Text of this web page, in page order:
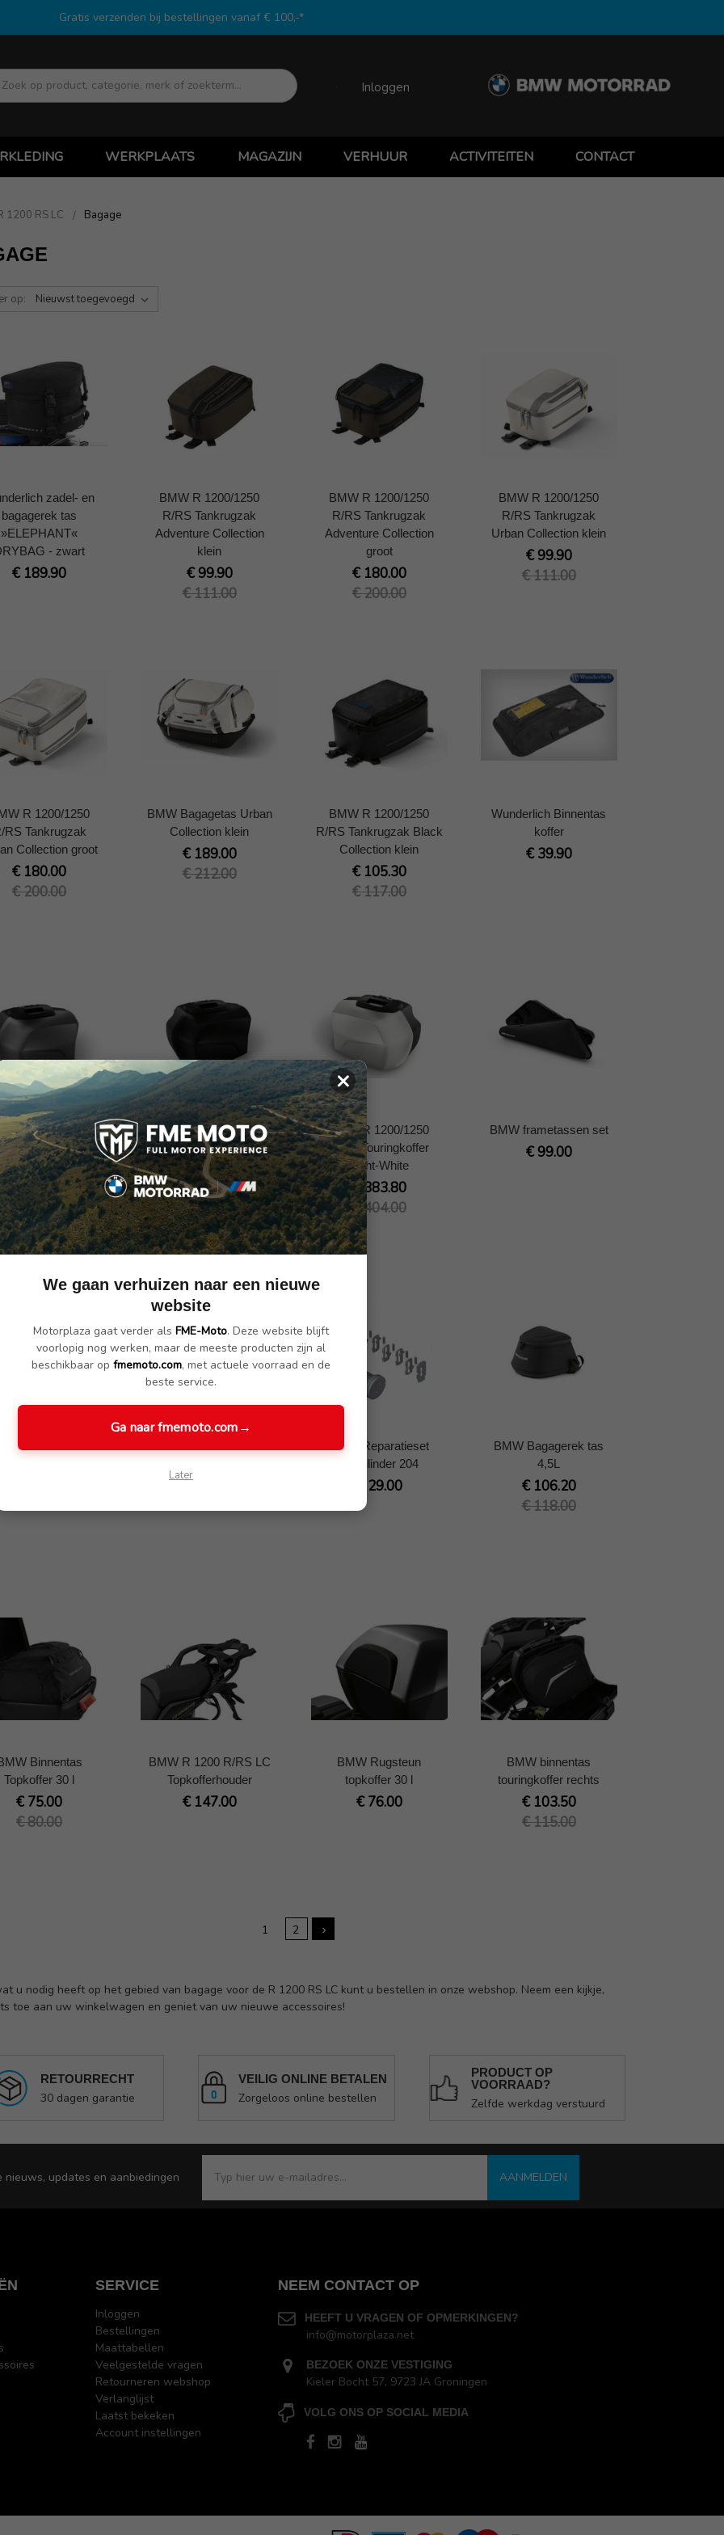
Gratis verzenden bij bestellingen vanaf € 100,-*
Zoek
Inloggen
WERKPLAATS MAGAZIJN VERHUUR ACTIVITEITEN CONTACT
1200 RS LC Bagage
op:
zadel- en
bagagerek tas
»ELEPHANT«
- zwart
€ 189.90
BMW R 1200/1250
R/RS Tankrugzak
Adventure Collection
klein
€ 99.90
€ 111.00
BMW R 1200/1250
R/RS Tankrugzak
Adventure Collection
groot
€ 180.00
€ 200.00
BMW R 1200/1250
R/RS Tankrugzak
Urban Collection klein
€ 99.90
€ 111.00
R 1200/1250
RS Tankrugzak
Collection groot
€ 180.00
€ 200.00
BMW Bagagetas Urban
Collection klein
€ 189.00
€ 212.00
BMW R 1200/1250
R/RS Tankrugzak Black
Collection klein
€ 105.30
€ 117.00
Wunderlich Binnentas
koffer
€ 39.90
R 1200/1250
Touringkoffer
Asphalt-Grey
€ 383.80
€ 404.00
BMW R 1200/1250
R/RS Touringkoffer
Black-Storm
€ 383.80
€ 404.00
BMW R 1200/1250
R/RS Touringkoffer
Light-White
€ 383.80
€ 404.00
BMW frametassen set
€ 99.00
Bovenste
R/RS LC
BMW Reparatieset
slotcilinder 204
€ 29.00
BMW Bagagerek tas
4,5L
€ 106.20
€ 118.00
Binnentas
Topkoffer 30 l
€ 75.00
€ 80.00
BMW R 1200 R/RS LC
Topkofferhouder
€ 147.00
BMW Rugsteun
topkoffer 30 l
€ 76.00
BMW binnentas
touringkoffer rechts
€ 103.50
€ 115.00
1 2
u nodig heeft op het gebied van bagage voor de R 1200 RS LC kunt u bestellen in onze webshop. Neem een kijkje,
toe aan uw winkelwagen en geniet van uw nieuwe accessoires!
RETOURRECHT
30 dagen garantie
VEILIG ONLINE BETALEN
Zorgeloos online bestellen
PRODUCT OP
VOORRAAD?
Zelfde werkdag verstuurd
updates en aanbiedingen AANMELDEN
SERVICE
Inloggen
Bestellingen
Maattabellen
Veelgestelde vragen
Retourneren webshop
Verlanglijst
Laatst bekeken
Account instellingen
NEEM CONTACT OP
HEEFT U VRAGEN OF OPMERKINGEN?
info@motorplaza.net
BEZOEK ONZE VESTIGING
Kieler Bocht 57, 9723 JA Groningen
VOLG ONS OP SOCIAL MEDIA
×
We gaan verhuizen naar een nieuwe
website
Motorplaza gaat verder als FME-Moto. Deze website blijft
voorlopig nog werken, maar de meeste producten zijn al
beschikbaar op fmemoto.com, met actuele voorraad en de
beste service.
Ga naar fmemoto.com→
Later